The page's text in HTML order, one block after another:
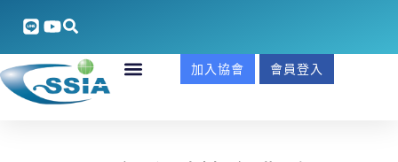
加入協會 會員登入